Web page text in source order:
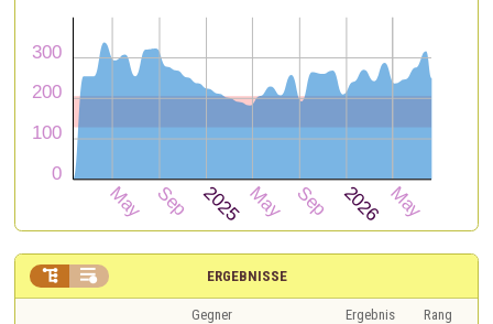
ERGEBNISSE
 
Gegner Ergebnis
Rang